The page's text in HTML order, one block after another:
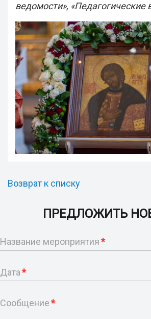
ведомости», «Педагогические
Возврат к списку
ПРЕДЛОЖИТЬ
Название мероприятия*
Дата*
Сообщение*